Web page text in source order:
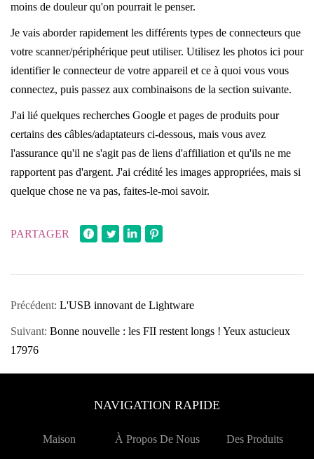
moins de douleur qu'on pourrait le penser.
Je vais aborder rapidement les différents types de connecteurs que
votre scanner/périphérique peut utiliser. Utilisez les photos ici pour
identifier le connecteur de votre appareil et ce à quoi vous vous
connectez, puis passez aux combinaisons de la section suivante.
J'ai lié quelques recherches Google et pages de produits pour
certains des câbles/adaptateurs ci-dessous, mais vous avez
l'assurance qu'il ne s'agit pas de liens d'affiliation et qu'ils ne me
rapportent pas d'argent. J'ai crédité les images appropriées, mais si
quelque chose ne va pas, faites-le-moi savoir.
PARTAGER
Précédent: L'USB innovant de Lightware
Suivant: Bonne nouvelle : les FII restent longs ! Yeux astucieux
17976
NAVIGATION RAPIDE
Maison À Propos De Nous Des Produits